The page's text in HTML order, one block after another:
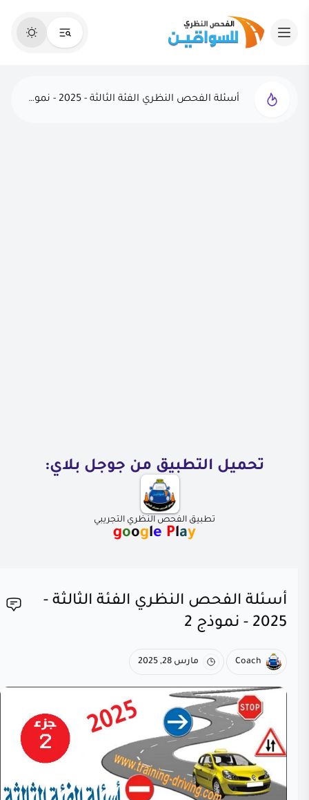
أسئلة الفحص النظري الفئة الثالثة - 2025 - نموذج 8
تحميل التطبيق من جوجل بلاي:
تطبيق الفحص النظري التجريبي
google Play
أسئلة الفحص النظري الفئة الثالثة -
2025 - نموذج 2
Coach مارس 28, 2025